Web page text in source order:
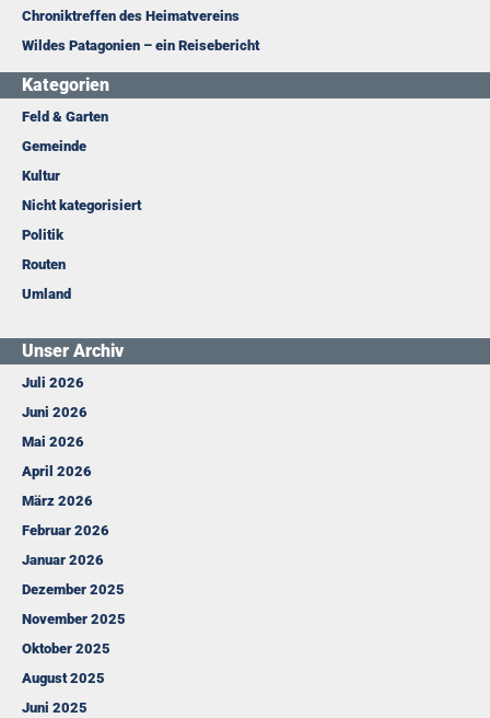
Chroniktreffen des Heimatvereins
Wildes Patagonien – ein Reisebericht
Kategorien
Feld & Garten
Gemeinde
Kultur
Nicht kategorisiert
Politik
Routen
Umland
Unser Archiv
Juli 2026
Juni 2026
Mai 2026
April 2026
März 2026
Februar 2026
Januar 2026
Dezember 2025
November 2025
Oktober 2025
August 2025
Juni 2025